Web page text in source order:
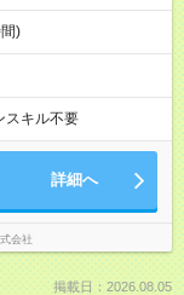
)
スキル不要
詳細へ
会社
掲載日：2026.08.05